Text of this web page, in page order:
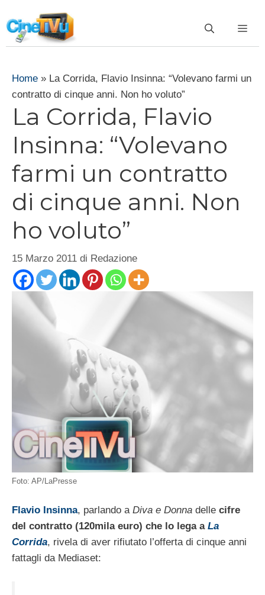
al
contenuto
Home » La Corrida, Flavio Insinna: “Volevano farmi un
contratto di cinque anni. Non ho voluto”
La Corrida, Flavio
Insinna: “Volevano
farmi un contratto
di cinque anni. Non
ho voluto”
15 Marzo 2011 di Redazione
Foto: AP/LaPresse
Flavio Insinna, parlando a Diva e Donna delle cifre
del contratto (120mila euro) che lo lega a La
Corrida, rivela di aver rifiutato l’offerta di cinque anni
fattagli da Mediaset: